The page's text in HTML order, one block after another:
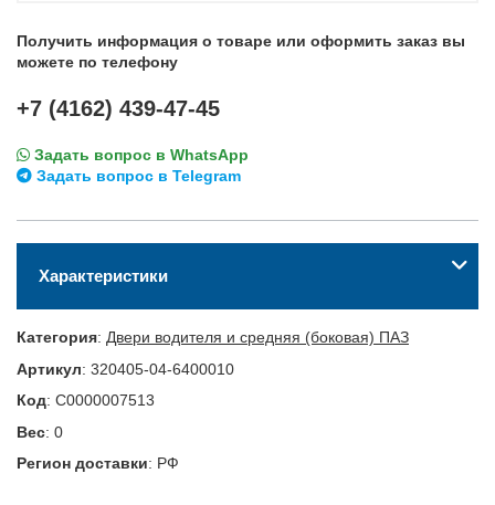
Получить информация о товаре или оформить заказ вы
можете по телефону
+7 (4162) 439-47-45
Задать вопрос в WhatsApp
Задать вопрос в Telegram
Характеристики
Категория: Двери водителя и средняя (боковая) ПАЗ
Артикул: 320405-04-6400010
Код: С0000007513
Вес: 0
Регион доставки: РФ